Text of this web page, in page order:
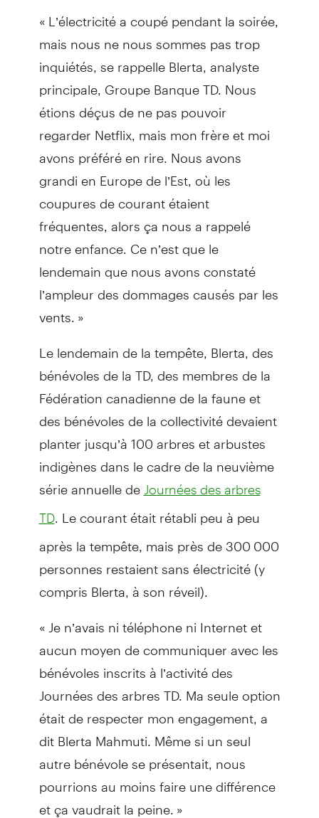
« L’électricité a coupé pendant la soirée,
mais nous ne nous sommes pas trop
inquiétés, se rappelle Blerta, analyste
principale, Groupe Banque TD. Nous
étions déçus de ne pas pouvoir
regarder Netflix, mais mon frère et moi
avons préféré en rire. Nous avons
grandi en Europe de l’Est, où les
coupures de courant étaient
fréquentes, alors ça nous a rappelé
notre enfance. Ce n’est que le
lendemain que nous avons constaté
l’ampleur des dommages causés par les
vents. »
Le lendemain de la tempête, Blerta, des
bénévoles de la TD, des membres de la
Fédération canadienne de la faune et
des bénévoles de la collectivité devaient
planter jusqu’à 100 arbres et arbustes
indigènes dans le cadre de la neuvième
série annuelle de Journées des arbres
TD. Le courant était rétabli peu à peu
après la tempête, mais près de 300 000
personnes restaient sans électricité (y
compris Blerta, à son réveil).
« Je n’avais ni téléphone ni Internet et
aucun moyen de communiquer avec les
bénévoles inscrits à l’activité des
Journées des arbres TD. Ma seule option
était de respecter mon engagement, a
dit Blerta Mahmuti. Même si un seul
autre bénévole se présentait, nous
pourrions au moins faire une différence
et ça vaudrait la peine. »